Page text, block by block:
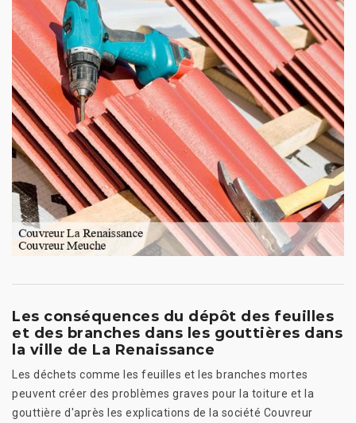
Les conséquences du dépôt des feuilles
et des branches dans les gouttières dans
la ville de La Renaissance
Les déchets comme les feuilles et les branches mortes
peuvent créer des problèmes graves pour la toiture et la
gouttière d'après les explications de la société Couvreur